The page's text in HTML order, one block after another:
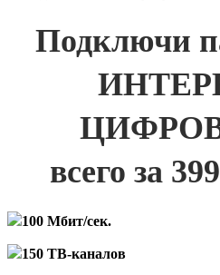
Подключи
всего за
100 Мбит/сек.
150 ТВ-каналов